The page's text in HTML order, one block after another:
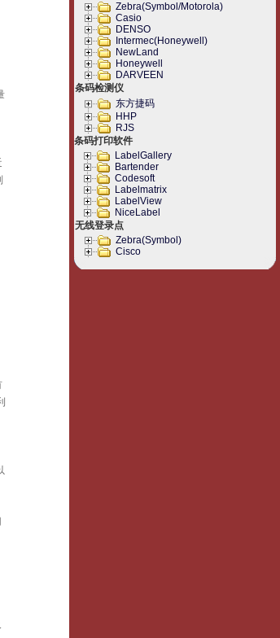
Zebra(Symbol/Motorola)
Casio
DENSO
Intermec(Honeywell)
NewLand
Honeywell
DARVEEN
条码检测仪
东方捷码
HHP
RJS
条码打印软件
LabelGallery
Bartender
Codesoft
Labelmatrix
LabelView
NiceLabel
无线登录点
Zebra(Symbol)
Cisco